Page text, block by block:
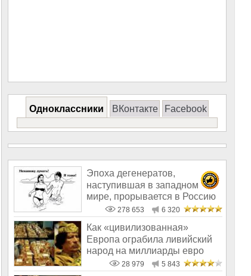
Одноклассники ВКонтакте Facebook
Эпоха дегенератов,
наступившая в западном
мире, прорывается в Россию
278 653 6 320
Как «цивилизованная»
Европа ограбила ливийский
народ на миллиарды евро
28 979 5 843